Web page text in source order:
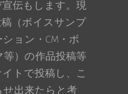
伝もします。現
（ボイスサンプ
ョン・CM・ボ
等）の作品投稿等
トで投稿し、こ
せ出来たらと考